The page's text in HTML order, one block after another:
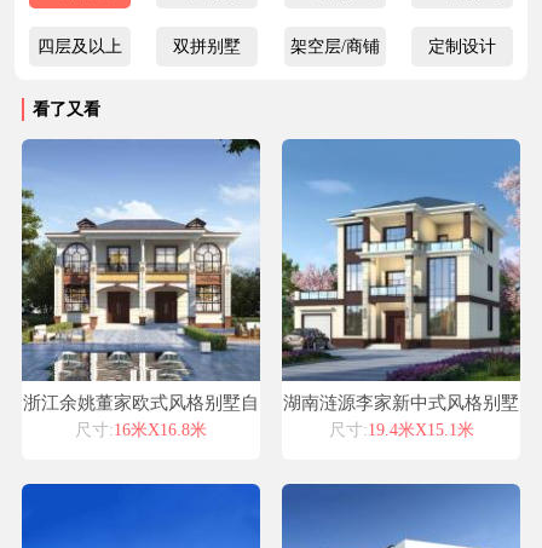
四层及以上 双拼别墅 架空层/商铺 定制设计
看了又看
浙江余姚董家欧式风格别墅自
建房设计图纸喜天下建筑设计
尺寸:16米X16.8米
湖南涟源李家新中式风格别墅
自建房设计图纸喜天下建筑设
尺寸:19.4米X15.1米